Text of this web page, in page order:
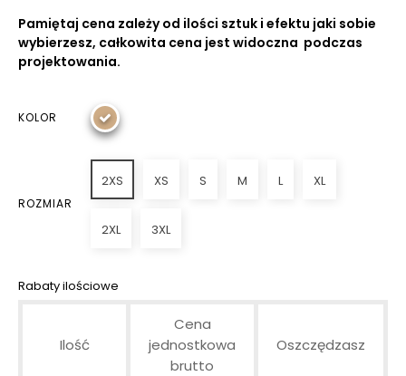
Pamiętaj cena zależy od ilości sztuk i efektu jaki sobie
wybierzesz, całkowita cena jest widoczna podczas
projektowania.
KOLOR
ROZMIAR
2XS XS S M L XL
2XL 3XL
Rabaty ilościowe
Ilość
Cena
jednostkowa
brutto
Oszczędzasz